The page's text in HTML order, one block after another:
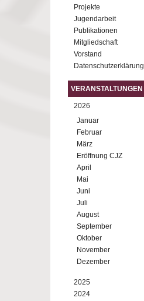
Projekte
Jugendarbeit
Publikationen
Mitgliedschaft
Vorstand
Datenschutzerklärung
VERANSTALTUNGEN
2026
Januar
Februar
März
Eröffnung CJZ
April
Mai
Juni
Juli
August
September
Oktober
November
Dezember
2025
2024